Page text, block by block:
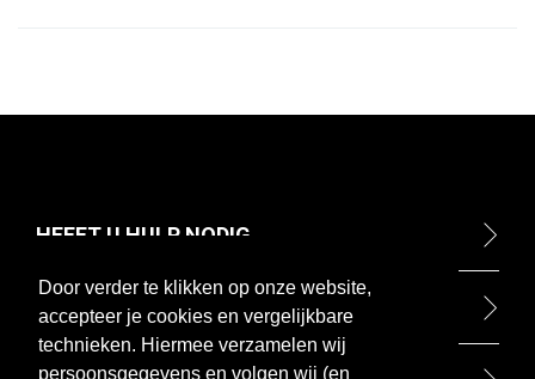
Door verder te klikken op onze website,
accepteer je cookies en vergelijkbare
technieken. Hiermee verzamelen wij
persoonsgegevens en volgen wij (en
HEEFT U HULP NODIG
ONTDEK